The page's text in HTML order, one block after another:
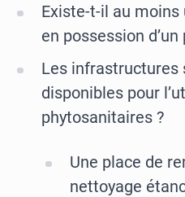
Existe-t-il au moins
en possession
Les infrastructures
disponibles pour
phytosanitaires ?
Une place de
nettoyage